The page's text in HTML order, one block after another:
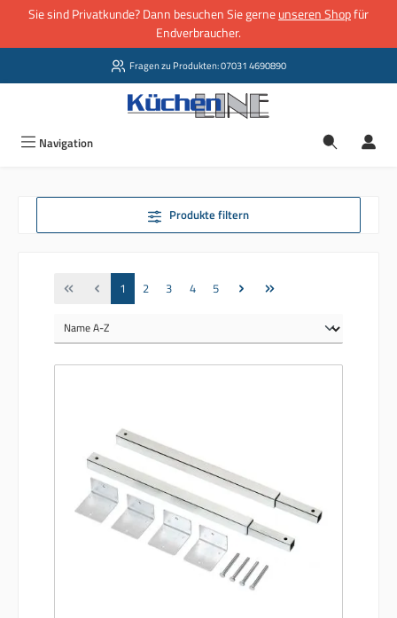
Zum Hauptinhalt springen
Sie sind Privatkunde? Dann besuchen Sie gerneunseren Shopfür
Endverbraucher.
Fragen zu Produkten: 07031 4690890
Navigation
Produkte filtern
Seite
1 Seite
2 Seite
3 Seite
4 Seite
5